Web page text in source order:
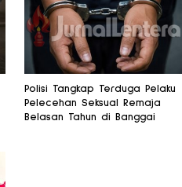
Polisi Tangkap Terduga Pelaku
Pelecehan Seksual Remaja
Belasan Tahun di Banggai